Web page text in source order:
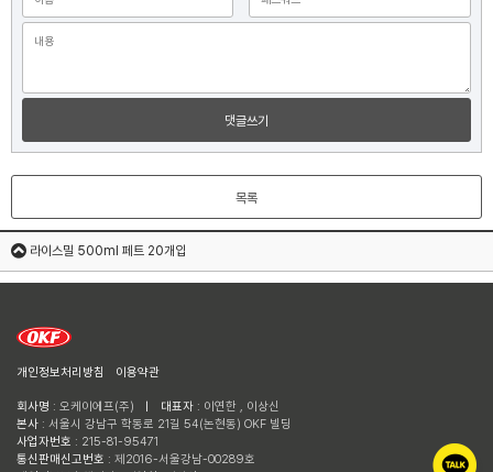
댓글쓰기
목록
라이스밀 500ml 페트 20개입
개인정보처리방침 이용약관
회사명 : 오케이에프(주) ㅣ 대표자 : 이연한 , 이상신
본사 : 서울시 강남구 학동로 21길 54(논현동) OKF 빌딩
사업자번호 : 215-81-95471
통신판매신고번호 : 제2016-서울강남-00289호